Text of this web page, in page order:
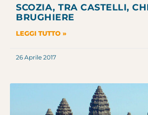
SCOZIA, TRA CASTELLI,
BRUGHIERE
LEGGI TUTTO »
26 Aprile 2017